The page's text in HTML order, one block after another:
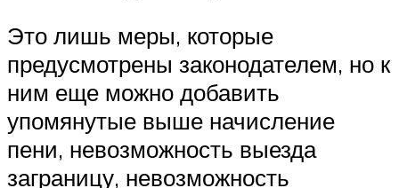
Это лишь меры, которые
предусмотрены законодателем, но к
ним еще можно добавить
упомянутые выше начисление
пени, невозможность выезда
заграницу, невозможность